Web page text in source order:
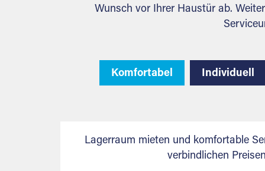
Wunsch vor Ihrer Haustür ab.
Komfortabel Individuell
Lagerraum mieten und komfortable
verbindlichen